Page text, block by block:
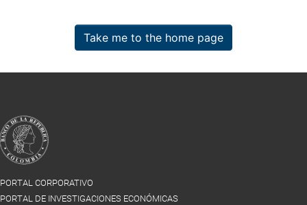
Take me to the home page
PORTAL CORPORATIVO
PORTAL DE INVESTIGACIONES ECONÓMICAS